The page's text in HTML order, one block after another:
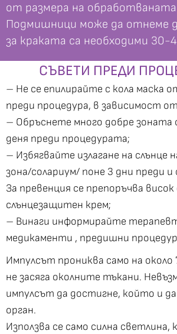
от размера на обработваната
Подмишници може да отнеме
за краката са необходими 30-
СЪВЕТИ ПРЕДИ
– Не се епилирайте с кола маска
преди процедура, в зависимост
– Обръснете много добре
деня преди процедурата;
– Избягвайте излагане на
зона/солариум/ поне 3 дни преди и
За превенция се препоръчва
слънцезащитен крем;
– Винаги информирайте
медикаменти , предишни
Импулсът прониква само на
не засяга околните тъкани.
импулсът да достигне, който и
орган.
Използва се само силна светлина,